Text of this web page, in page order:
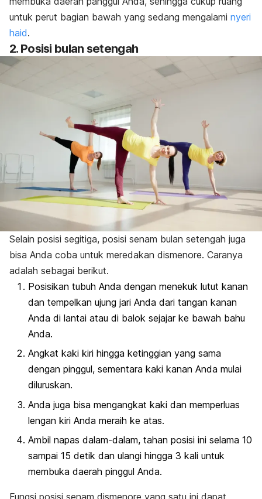
untuk perut bagian bawah yang sedang mengalami nyeri
haid.
2. Posisi bulan setengah
Selain posisi segitiga, posisi senam bulan setengah juga
bisa Anda coba untuk meredakan dismenore. Caranya
adalah sebagai berikut.
Posisikan tubuh Anda dengan menekuk lutut kanan
dan tempelkan ujung jari Anda dari tangan kanan
Anda di lantai atau di balok sejajar ke bawah bahu
Anda.
Angkat kaki kiri hingga ketinggian yang sama
dengan pinggul, sementara kaki kanan Anda mulai
diluruskan.
Anda juga bisa mengangkat kaki dan memperluas
lengan kiri Anda meraih ke atas.
Ambil napas dalam-dalam, tahan posisi ini selama 10
sampai 15 detik dan ulangi hingga 3 kali untuk
membuka daerah pinggul Anda.